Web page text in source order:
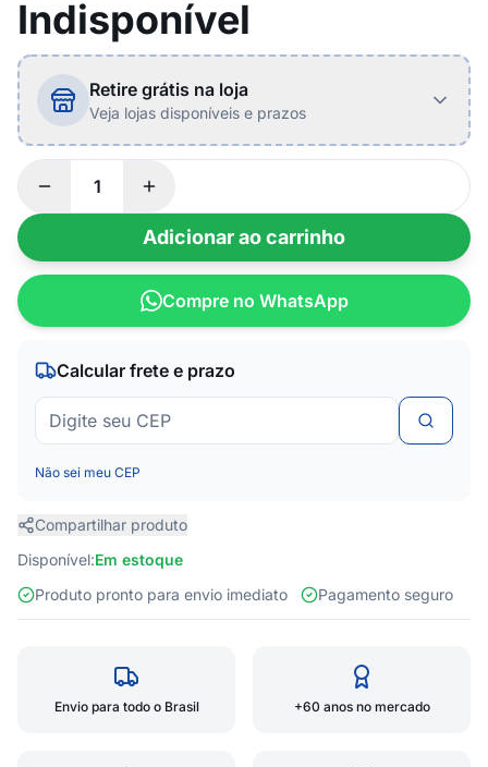
Indisponível
Retire grátis na loja
Veja lojas disponíveis e prazos
Adicionar ao carrinho
Compre no WhatsApp
Calcular frete e prazo
Não sei meu CEP
Compartilhar produto
Disponível:Em estoque
Produto pronto para envio imediato
Pagamento seguro
Envio para todo o Brasil +60 anos no mercado